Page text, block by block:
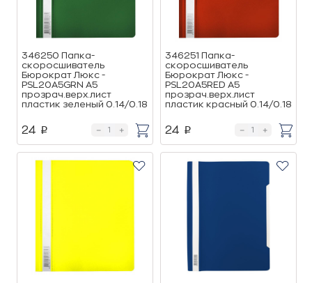
346250 Папка-
скоросшиватель
Бюрократ Люкс -
PSL20A5GRN A5
прозрач.верх.лист
пластик зеленый 0.14/0.18
24 p
346251 Папка-
скоросшиватель
Бюрократ Люкс -
PSL20A5RED A5
прозрач.верх.лист
пластик красный 0.14/0.18
24 p